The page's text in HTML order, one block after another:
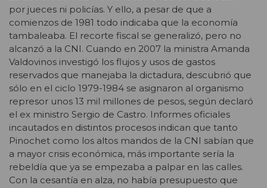
por jueces ni policías. Y ello, a pesar de que a
comienzos de 1981 todo indicaba que la economía
tambaleaba. El recorte fiscal se generalizó, pero no
alcanzó a la CNI. Cuando en 2007 la ministra Amanda
Valdovinos investigó los flujos y usos de gastos
reservados que manejaba la dictadura, descubrió que
sólo en el ciclo 1979-1984 se asignaron al organismo
represor unos 13 mil millones de pesos, según declaró
el ex ministro Sergio de Castro. Informes oficiales
incautados en distintos procesos indican que tanto
Pinochet como los altos mandos de la CNI sabían que
a mayor crisis económica, más importante sería la
rebeldía que ya se empezaba a palpar en las calles.
Con la cesantía en alza, no había presupuesto que